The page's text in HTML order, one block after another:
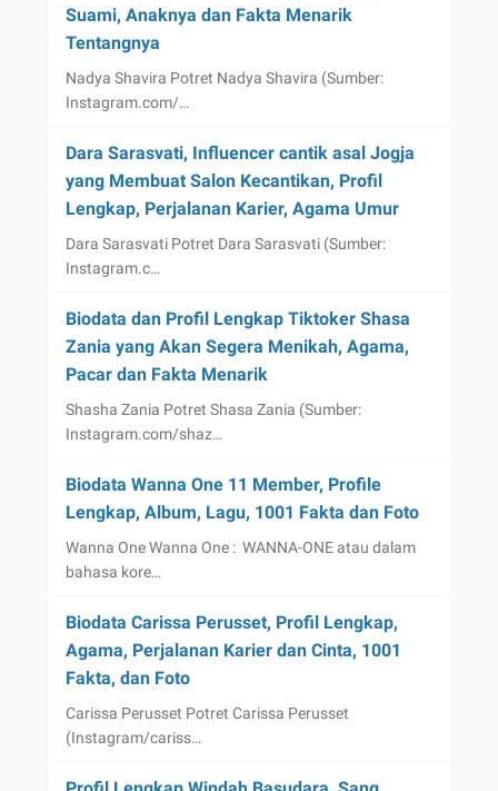
Suami, Anaknya dan Fakta Menarik
Tentangnya
Nadya Shavira Potret Nadya Shavira (Sumber:
Instagram.com/…
Dara Sarasvati, Influencer cantik asal Jogja
yang Membuat Salon Kecantikan, Profil
Lengkap, Perjalanan Karier, Agama Umur
Dara Sarasvati Potret Dara Sarasvati (Sumber:
Instagram.c…
Biodata dan Profil Lengkap Tiktoker Shasa
Zania yang Akan Segera Menikah, Agama,
Pacar dan Fakta Menarik
Shasha Zania Potret Shasa Zania (Sumber:
Instagram.com/shaz…
Biodata Wanna One 11 Member, Profile
Lengkap, Album, Lagu, 1001 Fakta dan Foto
Wanna One Wanna One : WANNA-ONE atau dalam
bahasa kore…
Biodata Carissa Perusset, Profil Lengkap,
Agama, Perjalanan Karier dan Cinta, 1001
Fakta, dan Foto
Carissa Perusset Potret Carissa Perusset
(Instagram/cariss…